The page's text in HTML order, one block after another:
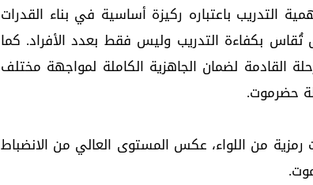
باعتباره ركيزة أساسية في بناء القدرات
تُقاس بكفاءة التدريب وليس فقط بعدد الأفراد. كما
القادمة لضمان الجاهزية الكاملة لمواجهة مختلف
حضرموت.
من اللواء، عكس المستوى العالي من الانضباط